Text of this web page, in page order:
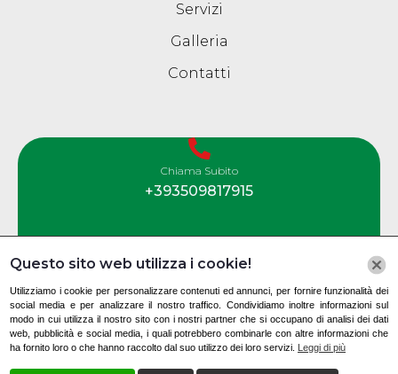
Servizi
Galleria
Contatti
Chiama Subito
+393509817915
Via Nazionale, 100, 84030 Montesano sulla
Questo sito web utilizza i cookie!
Utilizziamo i cookie per personalizzare contenuti ed annunci, per fornire funzionalità dei
social media e per analizzare il nostro traffico. Condividiamo inoltre informazioni sul
modo in cui utilizza il nostro sito con i nostri partner che si occupano di analisi dei dati
web, pubblicità e social media, i quali potrebbero combinarle con altre informazioni che
ha fornito loro o che hanno raccolto dal suo utilizzo dei loro servizi. Leggi di più